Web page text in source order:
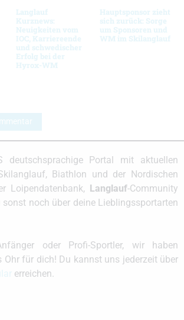
Langlauf
Kurznews:
Neuigkeiten vom
IOC, Karriereende
und schwedischer
Erfolg bei der
Hyrox-WM
Hauptsponsor zieht
sich zurück: Sorge
um Sponsoren und
WM im Skilanglauf
deutschsprachige Portal mit aktuellen
Biathlon und der Nordischen
Loipendatenbank, Langlauf-Community
noch über deine Lieblingssportarten
oder Profi-Sportler, wir haben
Ohr für dich! Du kannst uns jederzeit über
erreichen.